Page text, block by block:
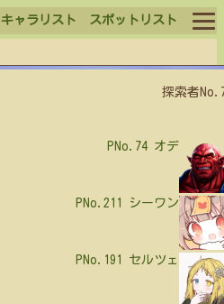
キャラリスト スポットリスト
ログイン
探索者
PNo.74 オデ
PNo.211 シーワン
PNo.191 セルツェ